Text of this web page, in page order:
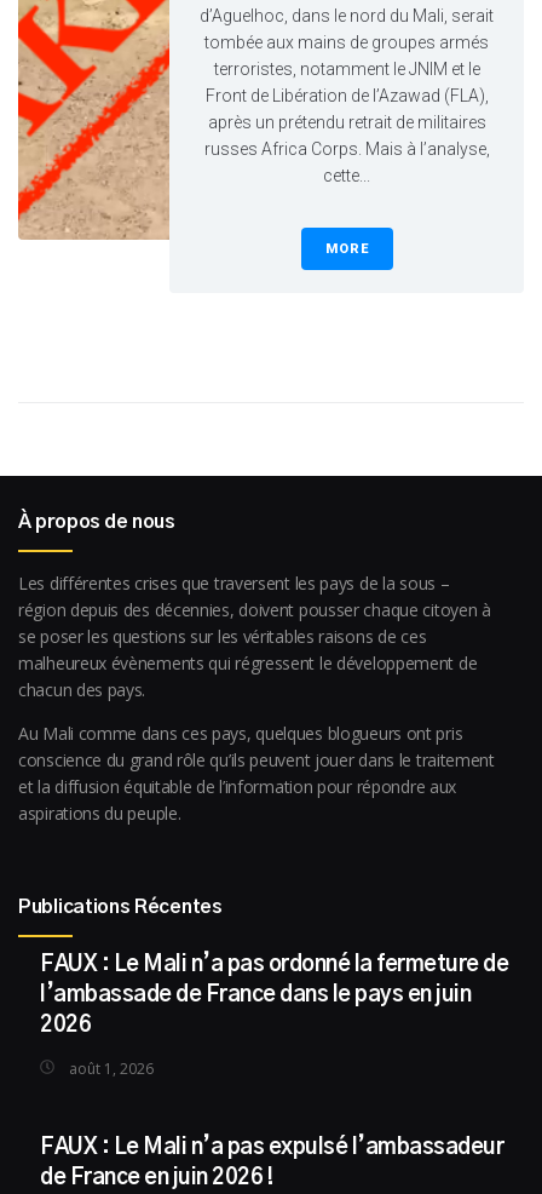
d’Aguelhoc, dans le nord du Mali, serait
tombée aux mains de groupes armés
terroristes, notamment le JNIM et le
Front de Libération de l’Azawad (FLA),
après un prétendu retrait de militaires
russes Africa Corps. Mais à l’analyse,
cette...
MORE
À propos de nous
Les différentes crises que traversent les pays de la sous –
région depuis des décennies, doivent pousser chaque citoyen à
se poser les questions sur les véritables raisons de ces
malheureux évènements qui régressent le développement de
chacun des pays.
Au Mali comme dans ces pays, quelques blogueurs ont pris
conscience du grand rôle qu’ils peuvent jouer dans le traitement
et la diffusion équitable de l’information pour répondre aux
aspirations du peuple.
Publications Récentes
FAUX : Le Mali n’a pas ordonné la fermeture de
l’ambassade de France dans le pays en juin
2026
août 1, 2026
FAUX : Le Mali n’a pas expulsé l’ambassadeur
de France en juin 2026 !